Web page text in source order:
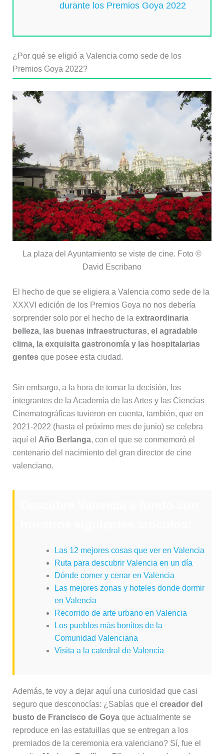
durante los Premios Goya 2022
¿Por qué se eligió a Valencia como sede de los
Premios Goya 2022?
La plaza del Ayuntamiento se viste de cine. Foto ©
David Escribano
El hecho de que se eligiera a Valencia como sede de la
XXXVI edición de los Premios Goya no nos debería
sorprender solo por el hecho de la extraordinaria
belleza, las buenas infraestructuras, el agradable
clima, la exquisita gastronomía y las hospitalarias
gentesque posee esta ciudad.
Sin embargo, a la hora de tomar la decisión, los
integrantes de la Academia de las Artes y las Ciencias
Cinematográficas tuvieron en cuenta, también, que en
2021-2022 (hasta el próximo mes de junio) se celebra
aquí el Año Berlanga, con el que se conmemoró el
centenario del nacimiento del gran director de cine
valenciano.
Las 12 mejores cosas que ver en Valencia
Ruta para descubrir Valencia en un día
Dónde comer y cenar en Valencia
Las mejores zonas y hoteles donde dormir
en Valencia
Recorrido de arte urbano en Valencia
Los pueblos más bonitos de la
Comunidad Valenciana
Visita a la catedral de Valencia
Además, te voy a dejar aquí una curiosidad que casi
seguro que desconocías: ¿Sabías que el creador del
busto de Francisco de Goyaque actualmente se
reproduce en las estatuillas que se entregan a los
premiados de la ceremonia era valenciano? Sí, fue el